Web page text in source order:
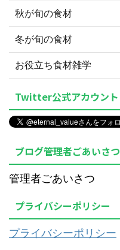
秋が旬の食材
冬が旬の食材
お役立ち食材雑学
Twitter公式アカウント
ブログ管理者ごあいさつ
管理者ごあいさつ
プライバシーポリシー
プライバシーポリシー